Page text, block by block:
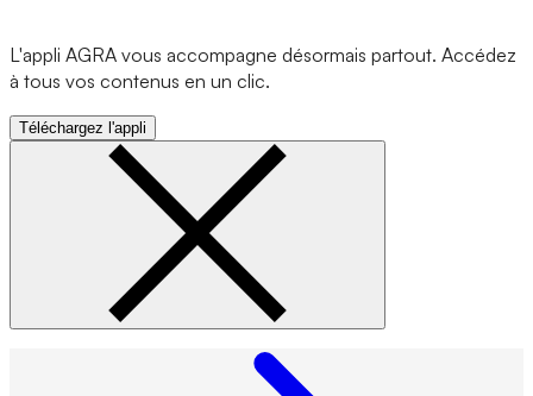
L'appli AGRA vous accompagne désormais partout. Accédez
à tous vos contenus en un clic.
Téléchargez l'appli